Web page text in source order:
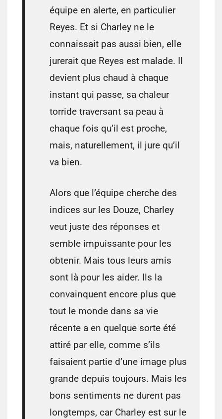
équipe en alerte, en particulier
Reyes. Et si Charley ne le
connaissait pas aussi bien, elle
jurerait que Reyes est malade. Il
devient plus chaud à chaque
instant qui passe, sa chaleur
torride traversant sa peau à
chaque fois qu’il est proche,
mais, naturellement, il jure qu’il
va bien.
Alors que l’équipe cherche des
indices sur les Douze, Charley
veut juste des réponses et
semble impuissante pour les
obtenir. Mais tous leurs amis
sont là pour les aider. Ils la
convainquent encore plus que
tout le monde dans sa vie
récente a en quelque sorte été
attiré par elle, comme s’ils
faisaient partie d’une image plus
grande depuis toujours. Mais les
bons sentiments ne durent pas
longtemps, car Charley est sur le